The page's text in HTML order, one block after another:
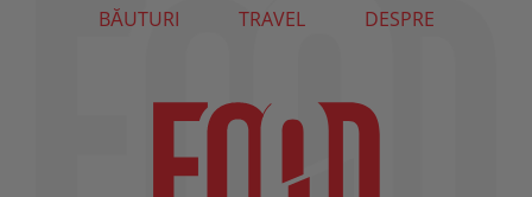
BĂUTURI
TRAVEL DESPRE